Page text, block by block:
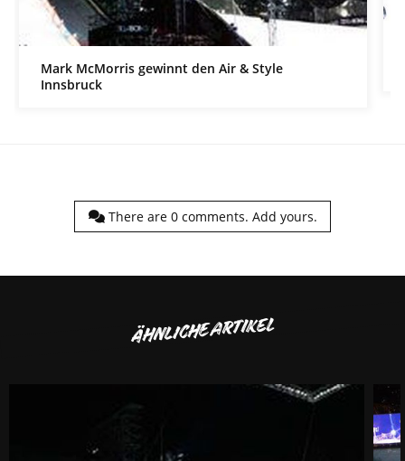
Mark McMorris gewinnt den Air & Style
Innsbruck
There are 0comments. Add yours.
ÄHNLICHE ARTIKEL